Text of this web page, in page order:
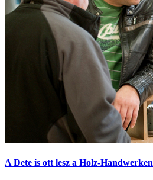
A Dete is ott lesz a Holz-Handwerken